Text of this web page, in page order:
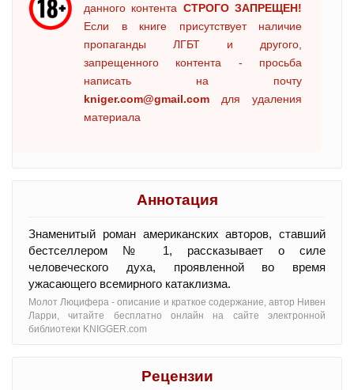
данного контента СТРОГО ЗАПРЕЩЕН!
Если в книге присутствует наличие
пропаганды ЛГБТ и другого,
запрещенного контента - просьба
написать на почту
kniger.com@gmail.com для удаления
материала
Аннотация
Знаменитый роман американских авторов, ставший
бестселлером № 1, рассказывает о силе
человеческого духа, проявленной во время
ужасающего всемирного катаклизма.
Молот Люцифера - oписание и краткое содержание, автор Нивен
Ларри, читайте бесплатно онлайн на сайте электронной
библиотеки KNIGGER.com
Рецензии